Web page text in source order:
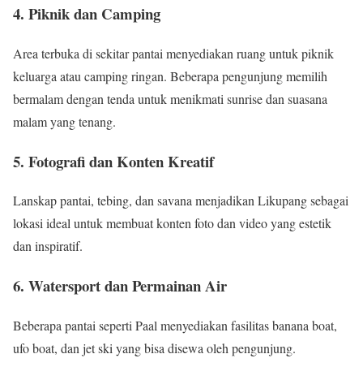
4. Piknik dan Camping
Area terbuka di sekitar pantai menyediakan ruang untuk piknik
keluarga atau camping ringan. Beberapa pengunjung memilih
bermalam dengan tenda untuk menikmati sunrise dan suasana
malam yang tenang.
5. Fotografi dan Konten Kreatif
Lanskap pantai, tebing, dan savana menjadikan Likupang sebagai
lokasi ideal untuk membuat konten foto dan video yang estetik
dan inspiratif.
6. Watersport dan Permainan Air
Beberapa pantai seperti Paal menyediakan fasilitas banana boat,
ufo boat, dan jet ski yang bisa disewa oleh pengunjung.